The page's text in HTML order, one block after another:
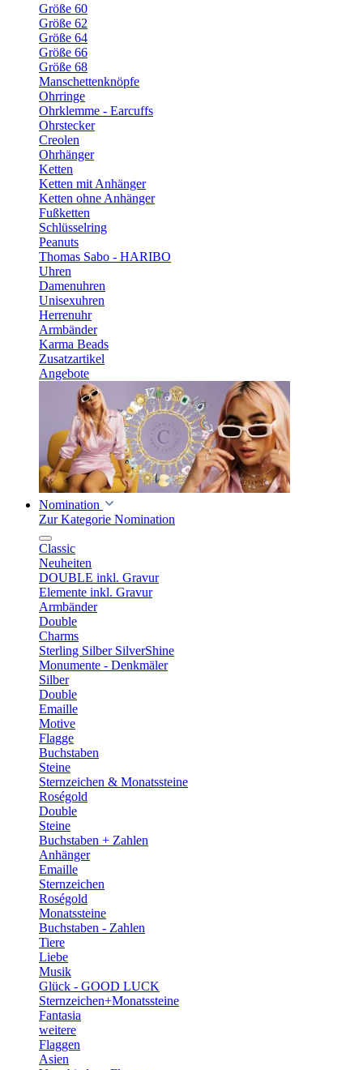
Größe 60
Größe 62
Größe 64
Größe 66
Größe 68
Manschettenknöpfe
Ohrringe
Ohrklemme - Earcuffs
Ohrstecker
Creolen
Ohrhänger
Ketten
Ketten mit Anhänger
Ketten ohne Anhänger
Fußketten
Schlüsselring
Peanuts
Thomas Sabo - HARIBO
Uhren
Damenuhren
Unisexuhren
Herrenuhr
Armbänder
Karma Beads
Zusatzartikel
Angebote
Nomination
Zur Kategorie Nomination
Classic
Neuheiten
DOUBLE inkl. Gravur
Elemente inkl. Gravur
Armbänder
Double
Charms
Sterling Silber SilverShine
Monumente - Denkmäler
Silber
Double
Emaille
Motive
Flagge
Buchstaben
Steine
Sternzeichen & Monatssteine
Roségold
Double
Steine
Buchstaben + Zahlen
Anhänger
Emaille
Sternzeichen
Roségold
Monatssteine
Buchstaben - Zahlen
Tiere
Liebe
Musik
Glück - GOOD LUCK
Sternzeichen+Monatssteine
Fantasia
weitere
Flaggen
Asien